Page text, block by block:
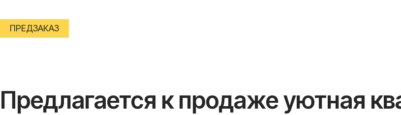
ПРЕДЗАКАЗ
Предлагается к продаже уютная